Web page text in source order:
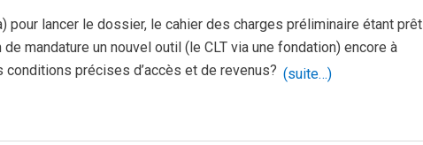
pour lancer le dossier, le cahier des charges préliminaire étant prêt
mandature un nouvel outil (le CLT via une fondation) encore à
précises d’accès et de revenus? (suite…)